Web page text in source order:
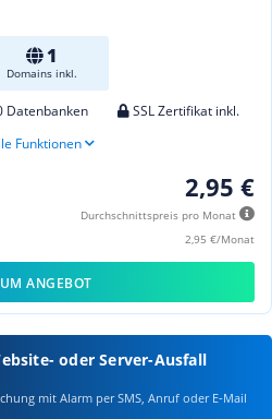
1
Domains inkl.
Datenbanken
SSL Zertifikat inkl.
Funktionen
2,95 €
Durchschnittspreis pro Monat
2,95 €/Monat
ANGEBOT
oder Server-Ausfall
mit Alarm per SMS, Anruf oder E‑Mail